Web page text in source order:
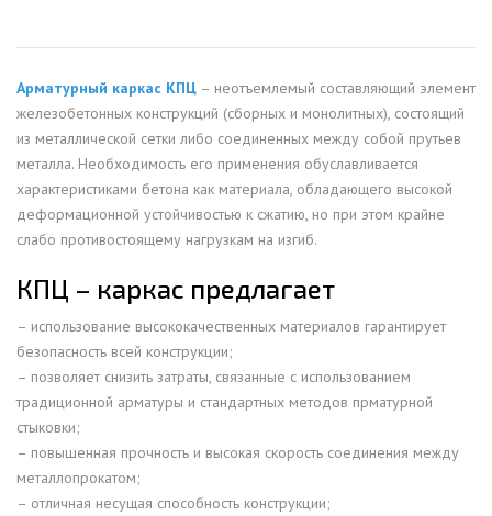
Арматурный каркас КПЦ – неотъемлемый составляющий элемент
железобетонных конструкций (сборных и монолитных), состоящий
из металлической сетки либо соединенных между собой прутьев
металла. Необходимость его применения обуславливается
характеристиками бетона как материала, обладающего высокой
деформационной устойчивостью к сжатию, но при этом крайне
слабо противостоящему нагрузкам на изгиб.
КПЦ – каркас предлагает
– использование высококачественных материалов гарантирует
безопасность всей конструкции;
– позволяет снизить затраты, связанные с использованием
традиционной арматуры и стандартных методов прматурной
стыковки;
– повышенная прочность и высокая скорость соединения между
металлопрокатом;
– отличная несущая способность конструкции;